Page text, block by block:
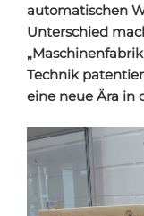
automatischen
Unterschied
Technik
eine neue Ära in